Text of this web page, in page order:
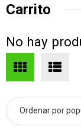
Carrito
No hay